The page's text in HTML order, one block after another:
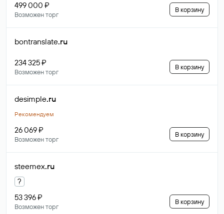
499 000 ₽
Возможен торг
В корзину
bontranslate.ru
234 325 ₽
Возможен торг
В корзину
desimple.ru
Рекомендуем
26 069 ₽
Возможен торг
В корзину
steemex.ru
?
53 396 ₽
Возможен торг
В корзину